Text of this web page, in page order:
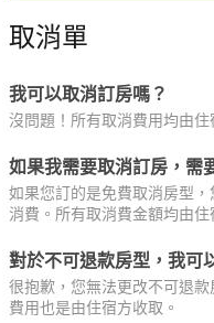
取消單
我可以取消訂房嗎？
沒問題！所有取消費用均由
如果我需要取消訂房，需
如果您訂的是免費取消房型
消費。所有取消費金額均由
對於不可退款房型，我可
很抱歉，您無法更改不可退
費用也是由住宿方收取。